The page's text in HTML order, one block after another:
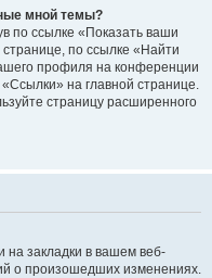
мной темы?
по ссылке «Показать ваши
по ссылке «Найти
профиля на конференции
на главной странице.
страницу расширенного
на закладки в вашем веб-
о произошедших изменениях.